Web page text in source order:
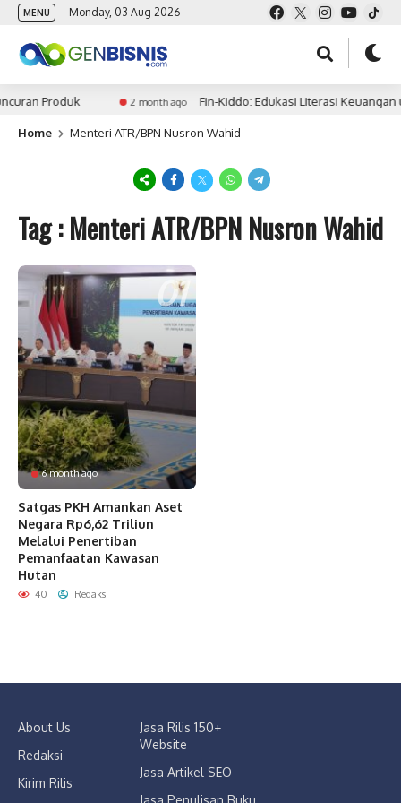
MENU Monday, 03 Aug 2026
Produk 2 month ago Fin-Kiddo: Edukasi Literasi Keuangan
Home Menteri ATR/BPN Nusron Wahid
Tag : Menteri ATR/BPN Nusron Wahid
6 month ago
Satgas PKH Amankan Aset
Negara Rp6,62 Triliun
Melalui Penertiban
Pemanfaatan Kawasan
Hutan
40 Redaksi
About Us
Redaksi
Kirim Rilis
Jasa Rilis 150+
Website
Jasa Artikel SEO
Jasa Penulisan Buku